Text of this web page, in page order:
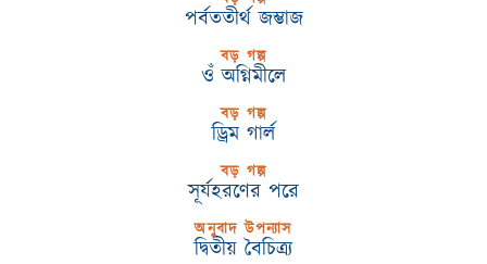
পর্বততীর্থ জম্ভাজ
বড় গল্প
ওঁ অগ্নিমীলে
বড় গল্প
ড্রিম গার্ল
বড় গল্প
সূর্যহরণের পরে
অনুবাদ উপন্যাস
দ্বিতীয় বৈচিত্র্য